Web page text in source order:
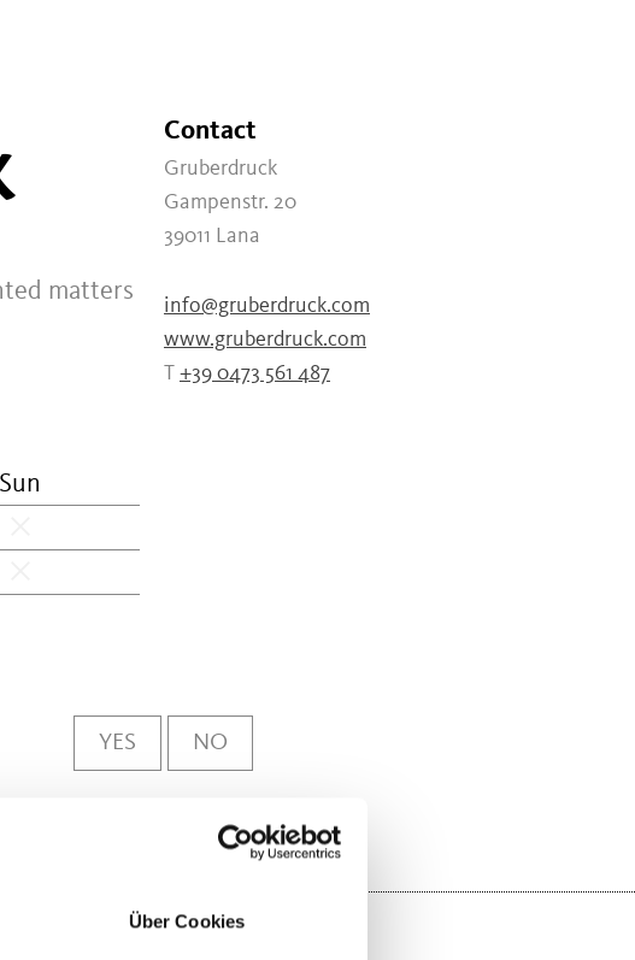
Über Cookies
matters
Sun
Contact
Gruberdruck
Gampenstr. 20
39011 Lana
info@gruberdruck.com
www.gruberdruck.com
T +39 0473 561 487
YES NO